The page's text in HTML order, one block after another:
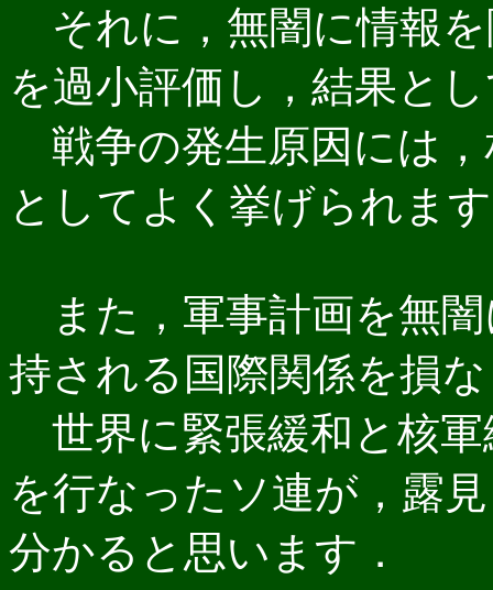
それに，無闇に情報
を過小評価し，結果と
戦争の発生原因には，
としてよく挙げられま
また，軍事計画を無
持される国際関係を損
世界に緊張緩和と核
を行なったソ連が，露
分かると思います．